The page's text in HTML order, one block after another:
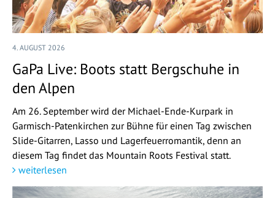
4. AUGUST 2026
GaPa Live: Boots statt Bergschuhe in
den Alpen
Am 26. September wird der Michael-Ende-Kurpark in
Garmisch-Patenkirchen zur Bühne für einen Tag zwischen
Slide-Gitarren, Lasso und Lagerfeuerromantik, denn an
diesem Tag findet das Mountain Roots Festival statt.
weiterlesen